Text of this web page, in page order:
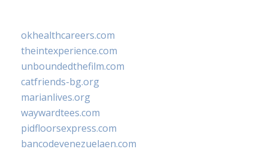
okhealthcareers.com
theintexperience.com
unboundedthefilm.com
catfriends-bg.org
marianlives.org
waywardtees.com
pidfloorsexpress.com
bancodevenezuelaen.com